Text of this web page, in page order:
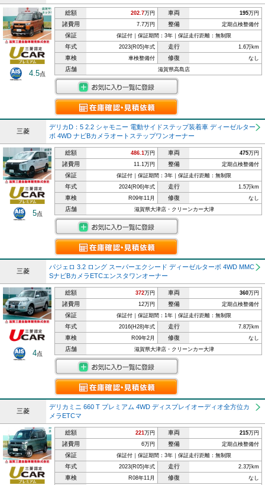
4.5点
総額 202.7万円 車両 195万円
諸費用 7.7万円 整備 定期点検整備付
保証 保証付｜保証期間：3年｜保証走行距離：無制限
年式 2023(R05)年式 走行 1.6万km
車検 車検整備付 修復 なし
店舗 滋賀県高島店
三菱
デリカD：5 2.2 シャモニー 電動サイドステップ装着車 ディーゼルター
ボ 4WD ナビBカメラオートステップワンオーナー
5点
総額 486.1万円 車両 475万円
諸費用 11.1万円 整備 定期点検整備付
保証 保証付｜保証期間：3年｜保証走行距離：無制限
年式 2024(R06)年式 走行 1.5万km
車検 R09年11月 修復 なし
店舗 滋賀県大津店・クリーンカー大津
三菱
パジェロ 3.2 ロング スーパーエクシード ディーゼルターボ 4WD MMC
SナビBカメラETCエンスタワンオーナー
4点
総額 372万円 車両 360万円
諸費用 12万円 整備 定期点検整備付
保証 保証付｜保証期間：1年｜保証走行距離：無制限
年式 2016(H28)年式 走行 7.8万km
車検 R09年2月 修復 なし
店舗 滋賀県大津店・クリーンカー大津
三菱
デリカミニ 660 T プレミアム 4WD ディスプレイオーディオ全方位カ
メラETCマ
総額 221万円 車両 215万円
諸費用 6万円 整備 定期点検整備付
保証 保証付｜保証期間：3年｜保証走行距離：無制限
年式 2023(R05)年式 走行 2.3万km
車検 R08年11月 修復 なし